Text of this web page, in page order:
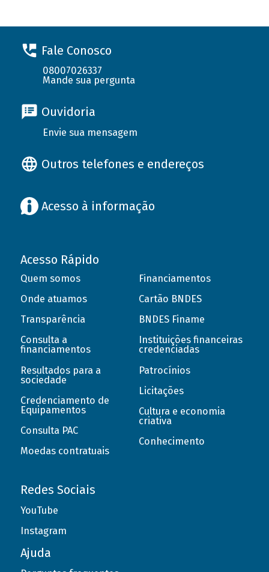
Fale Conosco
08007026337
Mande sua pergunta
Ouvidoria
Envie sua mensagem
Outros telefones e endereços
Acesso à informação
Acesso Rápido
Quem somos
Onde atuamos
Transparência
Consulta a
financiamentos
Resultados para a
sociedade
Credenciamento de
Equipamentos
Consulta PAC
Moedas contratuais
Financiamentos
Cartão BNDES
BNDES Finame
Instituições financeiras
credenciadas
Patrocínios
Licitações
Cultura e economia
criativa
Conhecimento
Redes Sociais
YouTube
Instagram
Ajuda